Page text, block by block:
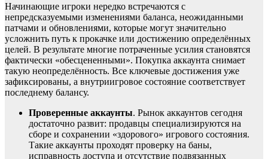
Начинающие игроки нередко встречаются с
непредсказуемыми изменениями баланса, неожиданными
патчами и обновлениями, которые могут значительно
усложнить путь к прокачке или достижению определённых
целей. В результате многие потраченные усилия становятся
фактически «обесцененными». Покупка аккаунта снимает
такую неопределённость. Все ключевые достижения уже
зафиксированы, а внутриигровое состояние соответствует
последнему балансу.
Проверенные аккаунты. Рынок аккаунтов сегодня
достаточно развит: продавцы специализируются на
сборе и сохранении «здорового» игрового состояния.
Такие аккаунты проходят проверку на баны,
исправность доступа и отсутствие подвязанных